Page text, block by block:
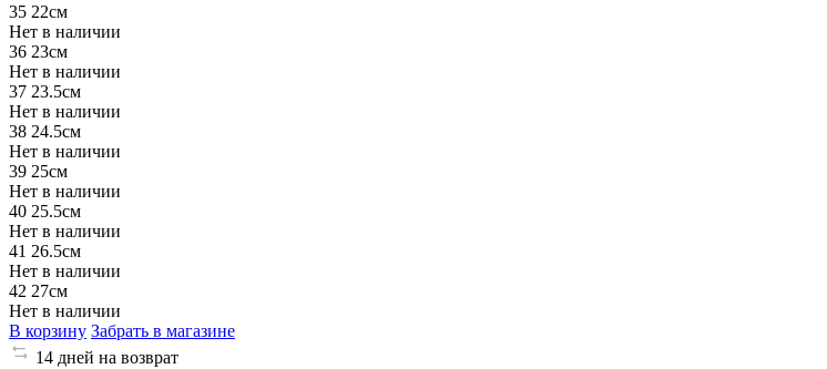
35 22см
Нет в наличии
36 23см
Нет в наличии
37 23.5см
Нет в наличии
38 24.5см
Нет в наличии
39 25см
Нет в наличии
40 25.5см
Нет в наличии
41 26.5см
Нет в наличии
42 27см
Нет в наличии
В корзину Забрать в магазине
14 дней на возврат